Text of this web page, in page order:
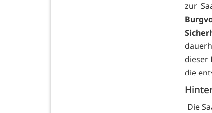
zur
dieser
die
Die